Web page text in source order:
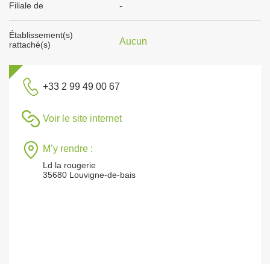
Filiale de -
Établissement(s)
rattaché(s)
Aucun
+33 2 99 49 00 67
Voir le site internet
M’y rendre :
Ld la rougerie
35680 Louvigne-de-bais